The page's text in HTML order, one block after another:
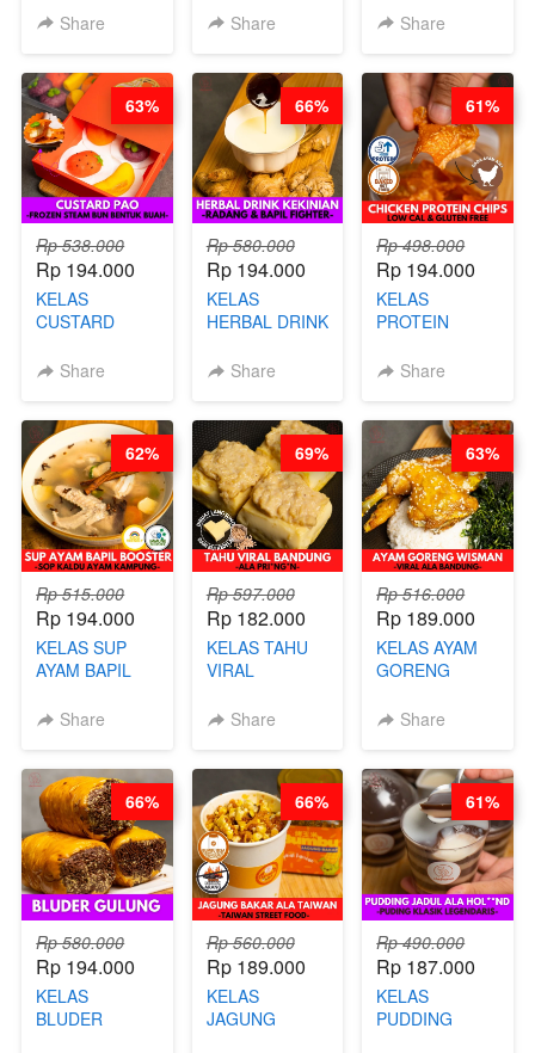
KEMASAN - BY
Share
VIRAL
DITA
Share
CHINESE WOK
CHEF
STEPHANIE
Share
Rp 538.000
Rp 194.000
KELAS
CUSTARD
STEAM BUN
CHEF DITA
Share
63%
Rp 580.000
Rp 194.000
KELAS
HERBAL DRINK
RADANG &
BARISTA
ARISUDANA
Share
66%
Rp 498.000
Rp 194.000
KELAS
PROTEIN
CHIPS -
RENDAH
KALORI
GLUTEN FREE
BY CHEF DITA
Share
61%
Rp 515.000
Rp 194.000
KELAS SUP
AYAM BAPIL
SOP KALDU
CHEF
STEPHANIE
Share
62%
Rp 597.000
Rp 182.000
KELAS TAHU
VIRAL
ALA PRI*NG*N
Share
69%
Rp 516.000
Rp 189.000
KELAS AYAM
GORENG
VIRAL ALA
STEPHANIE
Share
63%
Rp 580.000
Rp 194.000
KELAS
BLUDER
66%
Rp 560.000
Rp 189.000
KELAS
JAGUNG
66%
Rp 490.000
Rp 187.000
KELAS
PUDDING
61%